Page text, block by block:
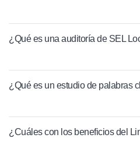
¿Qué es una auditoría de SEL
¿Qué es un estudio de palabras
¿Cuáles con los beneficios del